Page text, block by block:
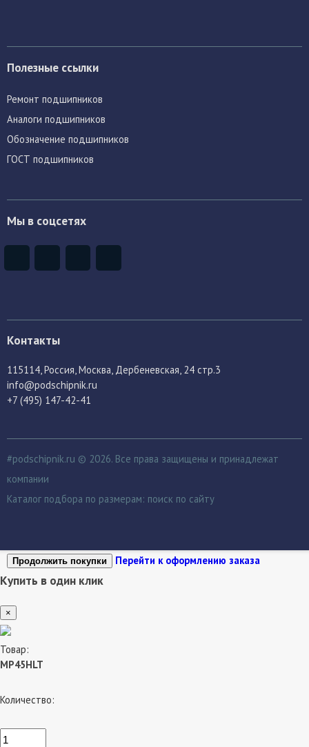
Полезные ссылки
Ремонт подшипников
Аналоги подшипников
Обозначение подшипников
ГОСТ подшипников
Мы в соцсетях
Контакты
115114 , Россия, Москва, Дербеневская, 24 стр.3
info@podschipnik.ru
+7 (495) 147-42-41
#podschipnik.ru © 2026. Все права защищены и принадлежат
компании
Каталог подбора по размерам: поиск по сайту
Продолжить покупки Перейти к оформлению заказа
Купить в один клик
×
Товар:
MP45HLT
Количество: